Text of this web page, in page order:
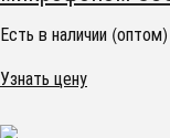
Есть в наличии (оптом)
Узнать цену